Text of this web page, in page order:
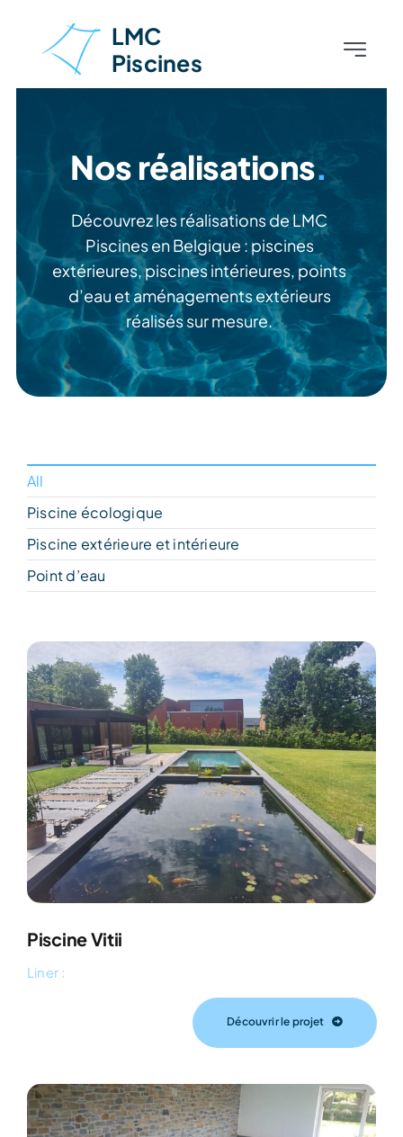
LMC
Piscines
Toggle
À propos
Piscines
Aménagements extérieurs
Nos réalisations
Contact
Nos réalisations.
Découvrez les réalisations de LMC
Piscines en Belgique : piscines
extérieures, piscines intérieures, points
d’eau et aménagements extérieurs
réalisés sur mesure.
All
Piscine écologique
Piscine extérieure et intérieure
Point d’eau
Piscine Vitii
Liner :
Découvrir le projet